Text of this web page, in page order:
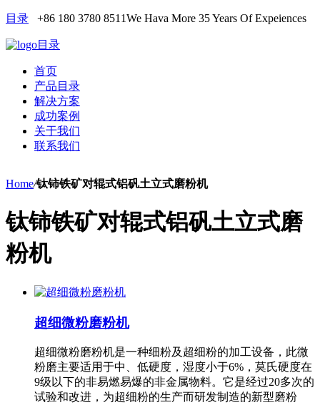
目录 +86 180 3780 8511We Hava More 35 Years Of Expeiences
目录
首页
产品目录
解决方案
成功案例
关于我们
联系我们
Home/钛铈铁矿对辊式铝矾土立式磨粉机
钛铈铁矿对辊式铝矾土立式磨
粉机
超细微粉磨粉机
超细微粉磨粉机是一种细粉及超细粉的加工设备，此微
粉磨主要适用于中、低硬度，湿度小于6%，莫氏硬度在
9级以下的非易燃易爆的非金属物料。它是经过20多次的
试验和改进，为超细粉的生产而研发制造的新型磨粉